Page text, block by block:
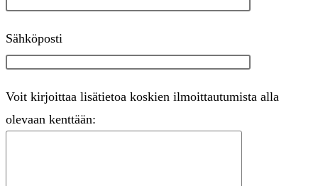
Sähköposti
Voit kirjoittaa lisätietoa koskien ilmoittautumista alla
olevaan kenttään: